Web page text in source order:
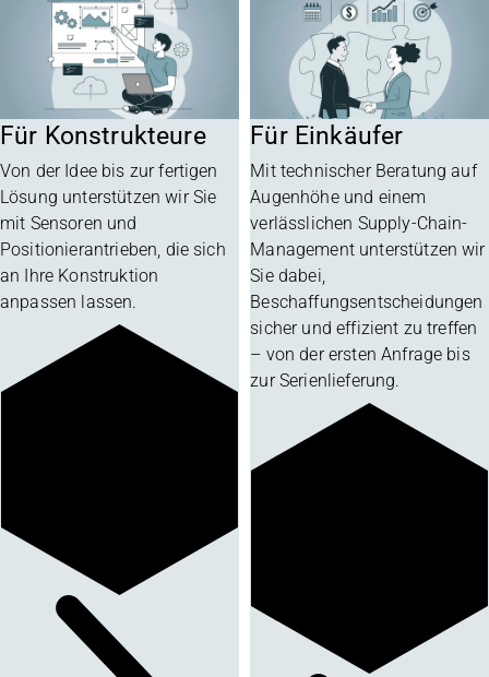
Für Konstrukteure
Von der Idee bis zur fertigen
Lösung unterstützen wir Sie
mit Sensoren und
Positionierantrieben, die sich
an Ihre Konstruktion
anpassen lassen.
Für Einkäufer
Mit technischer Beratung auf
Augenhöhe und einem
verlässlichen Supply-Chain-
Management unterstützen wir
Sie dabei,
Beschaffungsentscheidungen
sicher und effizient zu treffen
– von der ersten Anfrage bis
zur Serienlieferung.